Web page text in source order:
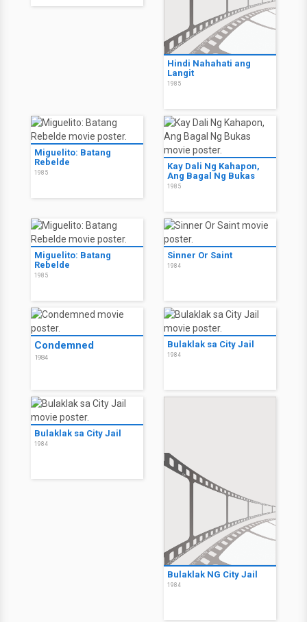
Hindi Nahahati ang
Langit
1985
Miguelito: Batang
Rebelde
1985
Kay Dali Ng Kahapon,
Ang Bagal Ng Bukas
1985
Miguelito: Batang
Rebelde
1985
Sinner Or Saint
1984
Condemned
1984
Bulaklak sa City Jail
1984
Bulaklak sa City Jail
1984
Bulaklak NG City Jail
1984